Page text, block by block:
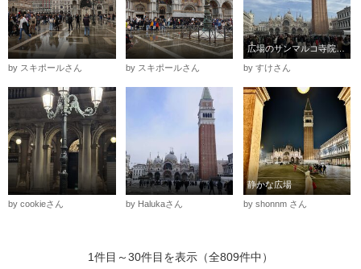
by スキポールさん by スキポールさん
広場のサンマルコ寺院と鐘楼
by すけさん
by cookieさん by Halukaさん
静かな広場
by shonnm さん
1件目～30件目を表示（全809件中）